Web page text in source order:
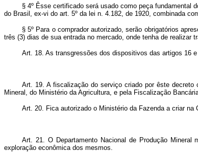
§ 4º Êsse certificado será usado como peça fundamental
do Brasil, ex-vi do art. 5º da lei n. 4.182, de 1920, combinada
§ 5º Para o comprador autorizado, serão obrigatórios
três (3) dias de sua entrada no mercado, onde tenha de realizar
Art. 18. As transgressões dos dispositivos das artigos 16
Art. 19. A fiscalização do serviço criado por êste
Mineral, do Ministério da Agricultura, e pela Fiscalização
Art. 20. Fica autorizado o Ministério da Fazenda a criar
Art. 21. O Departamento Nacional de Produção
exploração econômica dos mesmos.